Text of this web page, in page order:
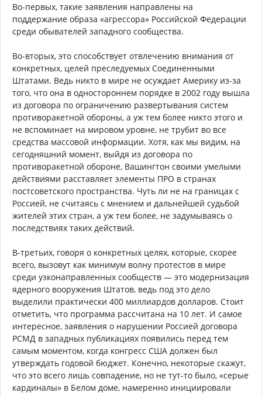
Во-первых, такие заявления направлены на
поддержание образа «агрессора» Российской Федерации
среди обывателей западного сообщества.
Во-вторых, это способствует отвлечению внимания от
конкретных, целей преследуемых Соединенными
Штатами. Ведь никто в мире не осуждает Америку из-за
того, что она в одностороннем порядке в 2002 году вышла
из договора по ограничению развертывания систем
противоракетной обороны, а уж тем более никто этого и
не вспоминает на мировом уровне, не трубит во все
средства массовой информации. Хотя, как мы видим, на
сегодняшний момент, выйдя из договора по
противоракетной обороне, Вашингтон своими умелыми
действиями расставляет элементы ПРО в странах
постсоветского пространства. Чуть ли не на границах с
Россией, не считаясь с мнением и дальнейшей судьбой
жителей этих стран, а уж тем более, не задумываясь о
последствиях таких действий.
В-третьих, говоря о конкретных целях, которые, скорее
всего, вызовут как минимум волну протестов в мире
среди узконаправленных сообществ — это модернизация
ядерного вооружения Штатов, ведь под это дело
выделили практически 400 миллиардов долларов. Стоит
отметить, что программа рассчитана на 10 лет. И самое
интересное, заявления о нарушении Россией договора
РСМД в западных публикациях появились перед тем
самым моментом, когда конгресс США должен был
утверждать годовой бюджет. Конечно, некоторые скажут,
что это всего лишь совпадение, но не тут-то было, «серые
кардиналы» в Белом доме, намеренно инициировали